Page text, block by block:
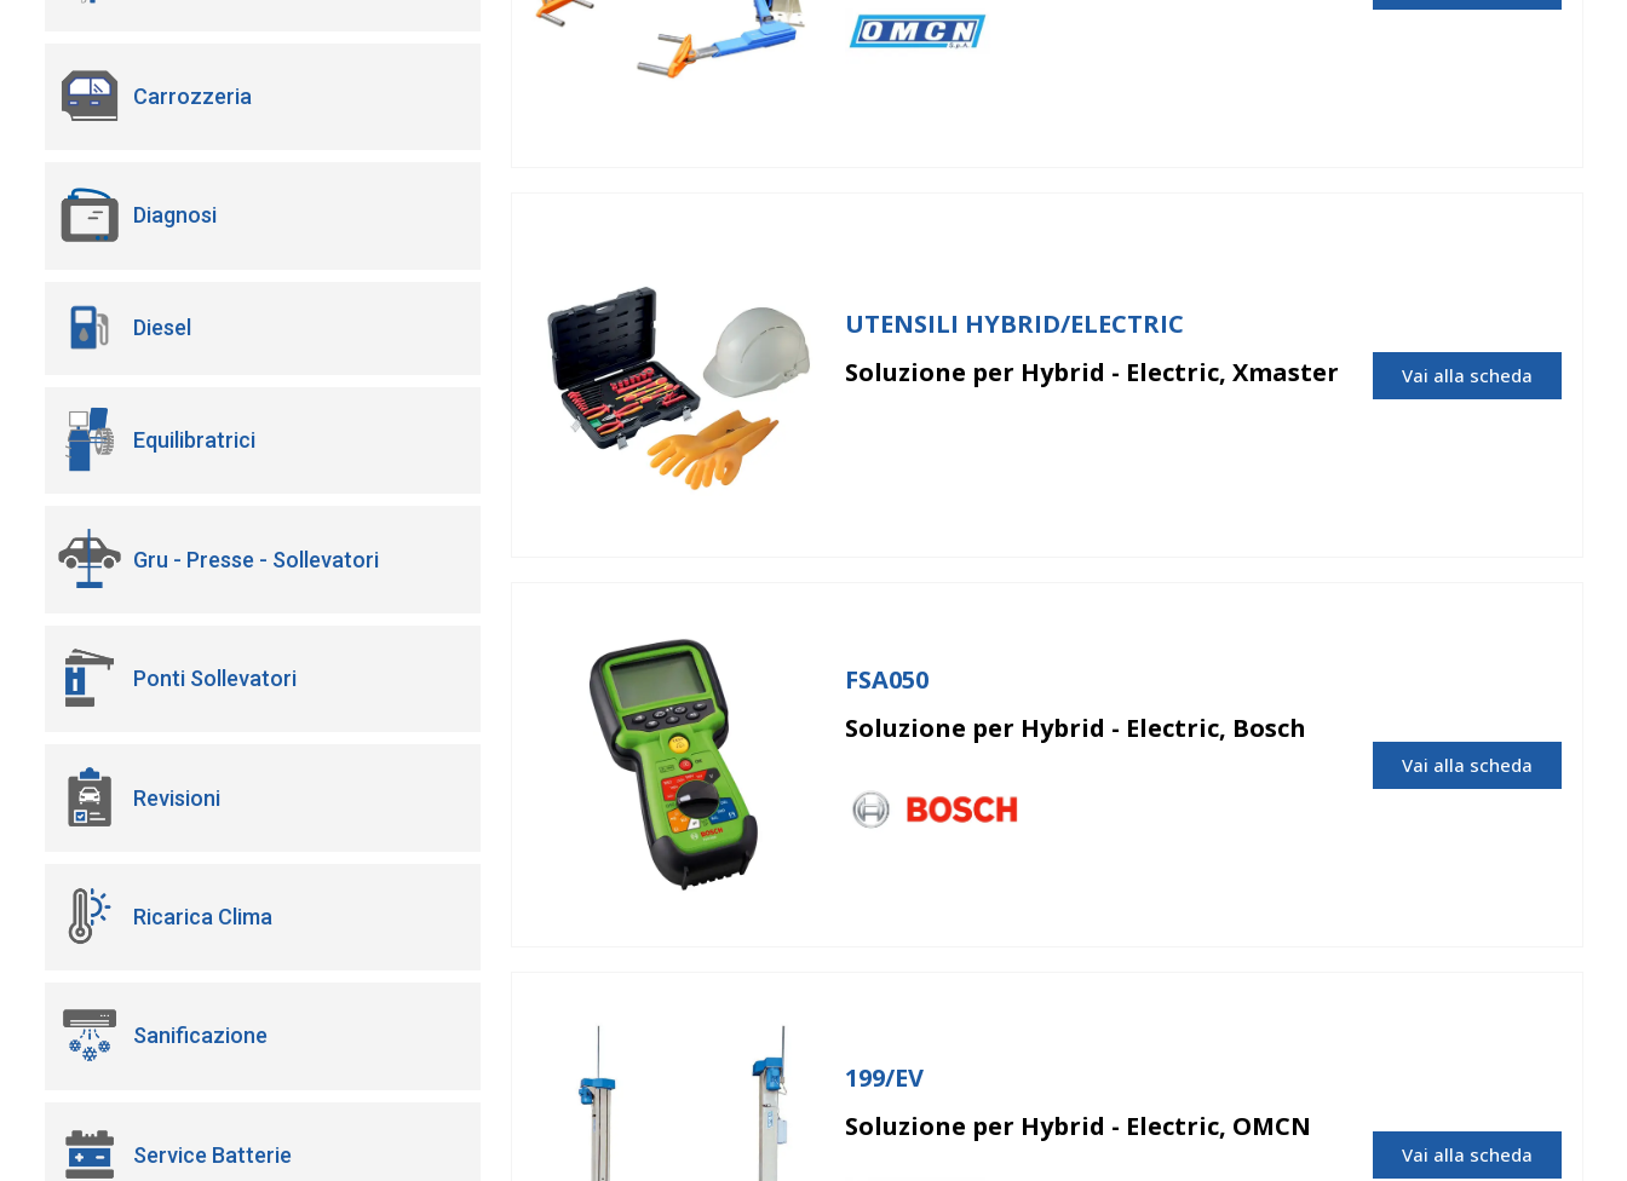
Carrozzeria
Diagnosi
Diesel
Equilibratrici
Gru - Presse - Sollevatori
Ponti Sollevatori
Revisioni
Ricarica Clima
Sanificazione
Service Batterie
UTENSILI HYBRID/ELECTRIC
Soluzione per Hybrid - Electric, Xmaster
Vai alla scheda
FSA050
Soluzione per Hybrid - Electric, Bosch
Vai alla scheda
199/EV
Soluzione per Hybrid - Electric, OMCN
Vai alla scheda